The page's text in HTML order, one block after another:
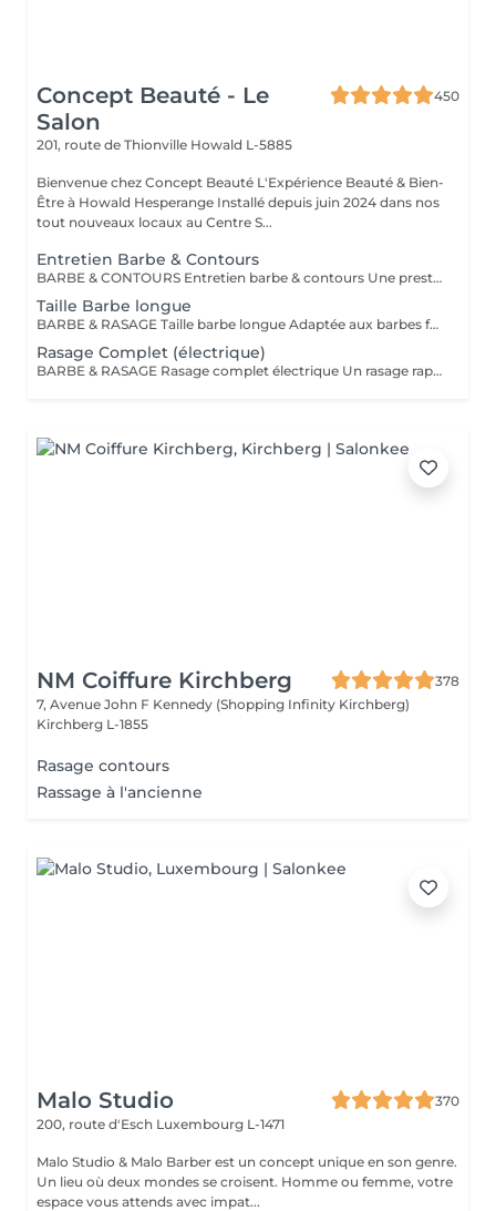
Concept Beauté - Le
Salon
450
201, route de Thionville Howald L-5885
Bienvenue chez Concept Beauté L'Expérience Beauté & Bien-
Être à Howald Hesperange Installé depuis juin 2024 dans nos
tout nouveaux locaux au Centre S...
Entretien Barbe & Contours
BARBE & CONTOURS Entretien barbe & contours Une prestation idéale pour entretenir votre barbe et lui donner une forme nette et soignée. Cyril redéfinit les contours avec précision et travaille la longueur pour un résultat harmonieux. Finition aux ciseaux et à la tondeuse. Bienvenue dans notre espace Barber avec Cyril, notre expert barbier Nous accueillons notre clientèle masculine dans un espace Barber élégant et moderne, où Cyril, notre barbier, met son expertise au service de votre style. Que ce soit pour une coupe de cheveux impeccable ou un soin de barbe sur mesure, chaque prestation est réalisée avec précision et savoir-faire, dans une ambiance conviviale et raffinée.
Taille Barbe longue
BARBE & RASAGE Taille barbe longue Adaptée aux barbes fournies et longues, cette prestation permet d'équilibrer les volumes et de structurer votre barbe tout en respectant votre style. La coupe est réalisée aux ciseaux et à la tondeuse, avec des soins spécifiques pour nourrir et discipliner le poil. Bienvenue dans notre espace Barber avec Cyril, notre expert barbier Nous accueillons notre clientèle masculine dans un espace Barber élégant et moderne, où Cyril, notre barbier, met son expertise au service de votre style. Que ce soit pour une coupe de cheveux impeccable ou un soin de barbe sur mesure, chaque prestation est réalisée avec précision et savoir-faire, dans une ambiance conviviale et raffinée.
Rasage Complet (électrique)
BARBE & RASAGE Rasage complet électrique Un rasage rapide et efficace réalisé à la tondeuse et à la shavette électrique, idéal pour un look soigné et sans irritation. Bienvenue dans notre espace Barber avec Cyril, notre expert barbier Nous accueillons notre clientèle masculine dans un espace Barber élégant et moderne, où Cyril, notre barbier, met son expertise au service de votre style. Que ce soit pour une coupe de cheveux impeccable ou un soin de barbe sur mesure, chaque prestation est réalisée avec précision et savoir-faire, dans une ambiance conviviale et raffinée.
NM Coiffure Kirchberg
378
7, Avenue John F Kennedy (Shopping Infinity Kirchberg)
Kirchberg L-1855
Rasage contours
Rassage à l'ancienne
Malo Studio
370
200, route d'Esch Luxembourg L-1471
Malo Studio & Malo Barber est un concept unique en son genre.
Un lieu où deux mondes se croisent. Homme ou femme, votre
espace vous attends avec impat...